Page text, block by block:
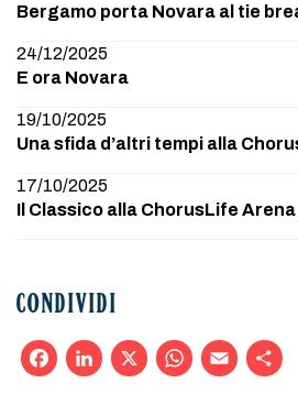
Bergamo porta Novara al tie
24/12/2025
E ora Novara
19/10/2025
Una sfida d’altri tempi alla
17/10/2025
Il Classico alla ChorusLife Arena
CONDIVIDI